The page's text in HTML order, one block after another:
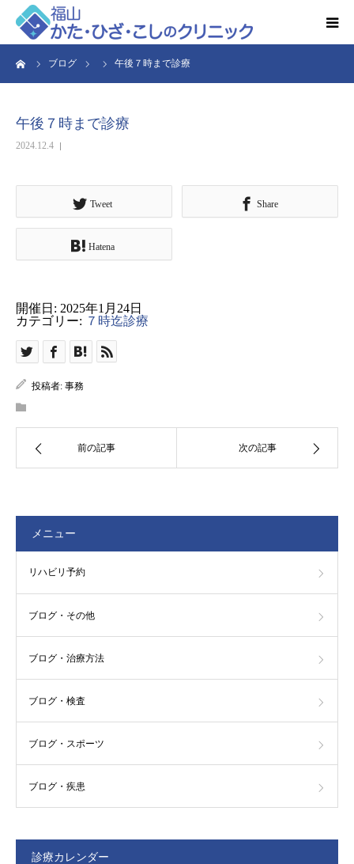
ブログ 午後７時まで診療
午後７時まで診療
2024.12.4
Tweet Share
Hatena
開催日: 2025年1月24日
カテゴリー: ７時迄診療
投稿者: 事務
前の記事 次の記事
メニュー
リハビリ予約
ブログ・その他
ブログ・治療方法
ブログ・検査
ブログ・スポーツ
ブログ・疾患
診療カレンダー
HOME
得意とする検査・治療
リハビリ予約